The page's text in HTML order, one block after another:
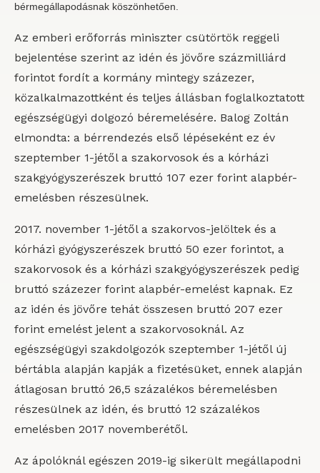
bérmegállapodásnak köszönhetően.
Az emberi erőforrás miniszter csütörtök reggeli
bejelentése szerint az idén és jövőre százmilliárd
forintot fordít a kormány mintegy százezer,
közalkalmazottként és teljes állásban foglalkoztatott
egészségügyi dolgozó béremelésére. Balog Zoltán
elmondta: a bérrendezés első lépéseként ez év
szeptember 1-jétől a szakorvosok és a kórházi
szakgyógyszerészek bruttó 107 ezer forint alapbér-
emelésben részesülnek.
2017. november 1-jétől a szakorvos-jelöltek és a
kórházi gyógyszerészek bruttó 50 ezer forintot, a
szakorvosok és a kórházi szakgyógyszerészek pedig
bruttó százezer forint alapbér-emelést kapnak. Ez
az idén és jövőre tehát összesen bruttó 207 ezer
forint emelést jelent a szakorvosoknál. Az
egészségügyi szakdolgozók szeptember 1-jétől új
bértábla alapján kapják a fizetésüket, ennek alapján
átlagosan bruttó 26,5 százalékos béremelésben
részesülnek az idén, és bruttó 12 százalékos
emelésben 2017 novemberétől.
Az ápolóknál egészen 2019-ig sikerült megállapodni